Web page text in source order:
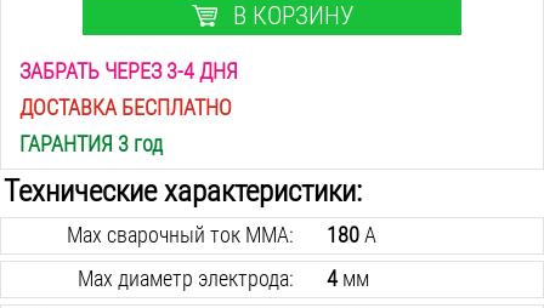
В КОРЗИНУ
ЗАБРАТЬ ЧЕРЕЗ 3-4 ДНЯ
ДОСТАВКА БЕСПЛАТНО
ГАРАНТИЯ 3 год
Технические характеристики:
Max сварочный ток MMA: 180А
Max диаметр электрода:
4мм